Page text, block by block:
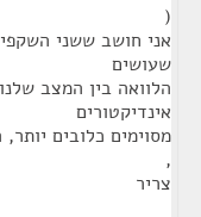
(
אני חושב ששני
שעושים
הלוואה בין המצב
אינדיקטורים
מסוימים כלובים
,
צריר